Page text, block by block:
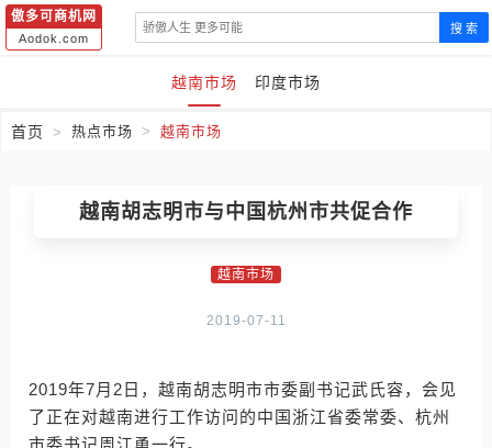
傲多可商机网
Aodok.com
搜 索
越南市场 印度市场
首页 热点市场 越南市场
越南胡志明市与中国杭州市共促合作
越南市场
2019-07-11
2019年7月2日，越南胡志明市市委副书记武氏容，会见
了正在对越南进行工作访问的中国浙江省委常委、杭州
市委书记周江勇一行。